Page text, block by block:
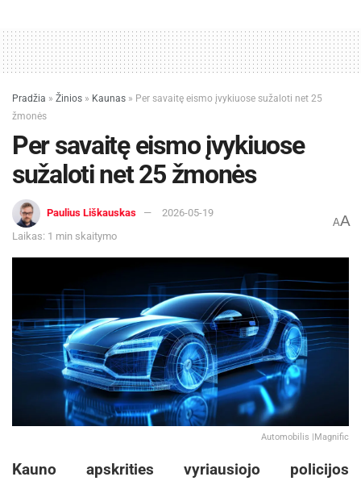
Pradžia » Žinios » Kaunas » Per savaitę eismo įvykiuose sužaloti net 25
žmonės
Per savaitę eismo įvykiuose
sužaloti net 25 žmonės
Paulius Liškauskas
2026-05-19
Laikas: 1 min skaitymo
AA
Automobilis |Magnific
Kauno apskrities vyriausiojo policijos